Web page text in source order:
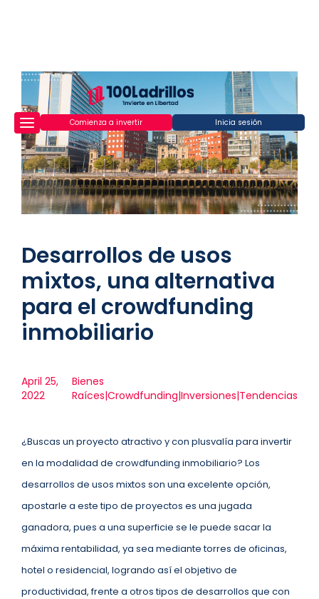
Comienza a invertir Inicia sesión
Desarrollos de usos
mixtos, una alternativa
para el crowdfunding
inmobiliario
April 25,
2022
Bienes
Raíces|Crowdfunding|Inversiones|Tendencias
¿Buscas un proyecto atractivo y con plusvalía para invertir
en la modalidad de crowdfunding inmobiliario? Los
desarrollos de usos mixtos son una excelente opción,
apostarle a este tipo de proyectos es una jugada
ganadora, pues a una superficie se le puede sacar la
máxima rentabilidad, ya sea mediante torres de oficinas,
hotel o residencial, logrando así el objetivo de
productividad, frente a otros tipos de desarrollos que con